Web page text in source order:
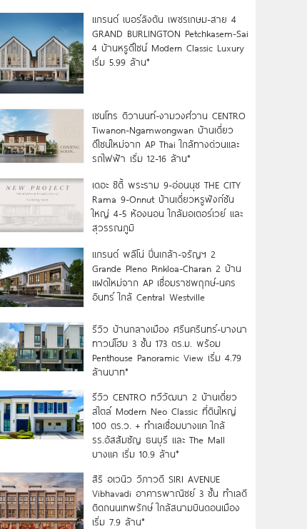
แกรนด์ เบอร์ลิงตัน เพชรเกษม-สาย 4
GRAND BURLINGTON Petchkasem-Sai
4 บ้านหรูดีไซน์ Modern Classic Luxury
เริ่ม 5.99 ล้าน*
เซนโทร ติวานนท์-งามวงศ์วาน CENTRO
Tiwanon-Ngamwongwan บ้านเดี่ยว
ดีไซน์ใหม่จาก AP Thai ใกล้ทางด่วนและ
รถไฟฟ้า เริ่ม 12-16 ล้าน*
เดอะ ซิตี้ พระราม 9-อ่อนนุช THE CITY
Rama 9-Onnut บ้านเดี่ยวหรูฟังก์ชัน
ใหญ่ 4-5 ห้องนอน ใกล้มอเตอร์เวย์ และ
สุวรรณภูมิ
แกรนด์ พลีโน่ ปิ่นเกล้า-จรัญฯ 2
Grande Pleno Pinkloa-Charan 2 บ้าน
แฝดใหม่จาก AP เชื่อมราชพฤกษ์-นคร
อินทร์ ใกล้ Central Westville
รีวิว บ้านกลางเมือง ศรีนครินทร์-บางนา
ทาวน์โฮม 3 ชั้น 173 ตร.ม. พร้อม
Penthouse Panoramic View เริ่ม 4.79
ล้านบาท*
รีวิว CENTRO ทวีวัฒนา 2 บ้านเดี่ยว
สไตล์ Modern Neo Classic ที่ดินใหญ่
100 ตร.ว. + ทำเลเชื่อมบางแค ใกล้
รร.อัสสัมชัญ ธนบุรี และ The Mall
บางแค เริ่ม 10.9 ล้าน*
สิริ อเวนิว วิภาวดี SIRI AVENUE
Vibhavadi อาคารพาณิชย์ 3 ชั้น ทำเลดี
ติดถนนเทพรักษ์ ใกล้สนามบินดอนเมือง
เริ่ม 7.9 ล้าน*